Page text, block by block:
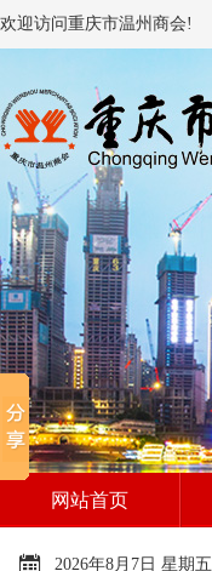
欢迎访问重庆市温州商会!
网站首页
2026年8月7日 星期五